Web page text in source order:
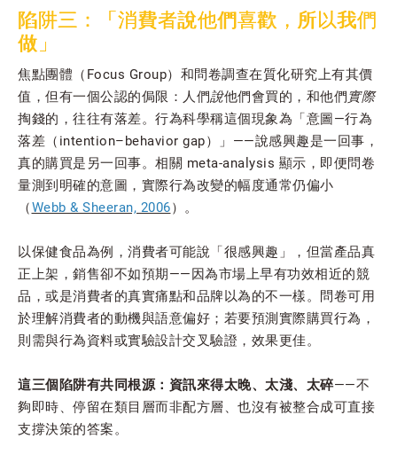
陷阱三：「消費者說他們喜歡，所以我們
做」
焦點團體（Focus Group）和問卷調查在質化研究上有其價
值，但有一個公認的侷限：人們說他們會買的，和他們實際
掏錢的，往往有落差。行為科學稱這個現象為「意圖—行為
落差（intention–behavior gap）」——說感興趣是一回事，
真的購買是另一回事。相關 meta-analysis 顯示，即便問卷
量測到明確的意圖，實際行為改變的幅度通常仍偏小
（Webb & Sheeran, 2006）。
以保健食品為例，消費者可能說「很感興趣」，但當產品真
正上架，銷售卻不如預期——因為市場上早有功效相近的競
品，或是消費者的真實痛點和品牌以為的不一樣。問卷可用
於理解消費者的動機與語意偏好；若要預測實際購買行為，
則需與行為資料或實驗設計交叉驗證，效果更佳。
這三個陷阱有共同根源：資訊來得太晚、太淺、太碎——不
夠即時、停留在類目層而非配方層、也沒有被整合成可直接
支撐決策的答案。